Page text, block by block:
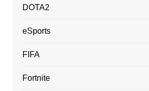
DOTA2
eSports
FIFA
Fortnite